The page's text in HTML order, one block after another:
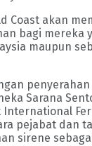
Coast akan
bagi mereka
maupun
Sarana
International
pejabat dan
sirene